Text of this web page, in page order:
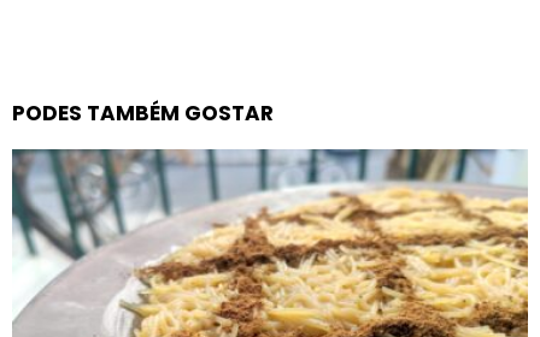
PODES TAMBÉM GOSTAR